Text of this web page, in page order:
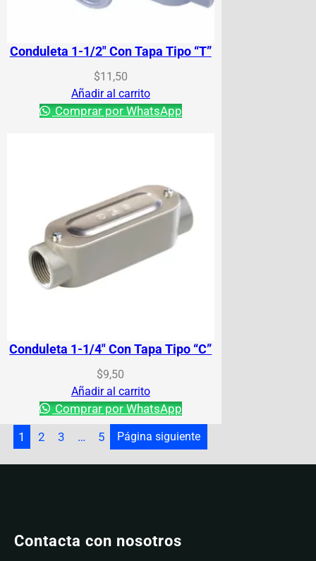
Conduleta 1-1/2″ Con Tapa Tipo “T”
$11,50
Añadir al carrito
Comprar por WhatsApp
Conduleta 1-1/4″ Con Tapa Tipo “C”
$9,50
Añadir al carrito
Comprar por WhatsApp
1
2 3 … 5 Página siguiente
Contacta con nosotros